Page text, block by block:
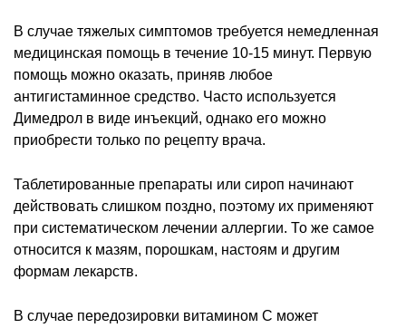
В случае тяжелых симптомов требуется немедленная
медицинская помощь в течение 10-15 минут. Первую
помощь можно оказать, приняв любое
антигистаминное средство. Часто используется
Димедрол в виде инъекций, однако его можно
приобрести только по рецепту врача.
Таблетированные препараты или сироп начинают
действовать слишком поздно, поэтому их применяют
при систематическом лечении аллергии. То же самое
относится к мазям, порошкам, настоям и другим
формам лекарств.
В случае передозировки витамином С может